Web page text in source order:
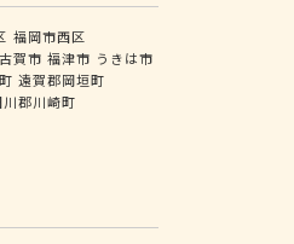
福岡市西区
古賀市 福津市 うきは市
遠賀郡岡垣町
川郡川崎町